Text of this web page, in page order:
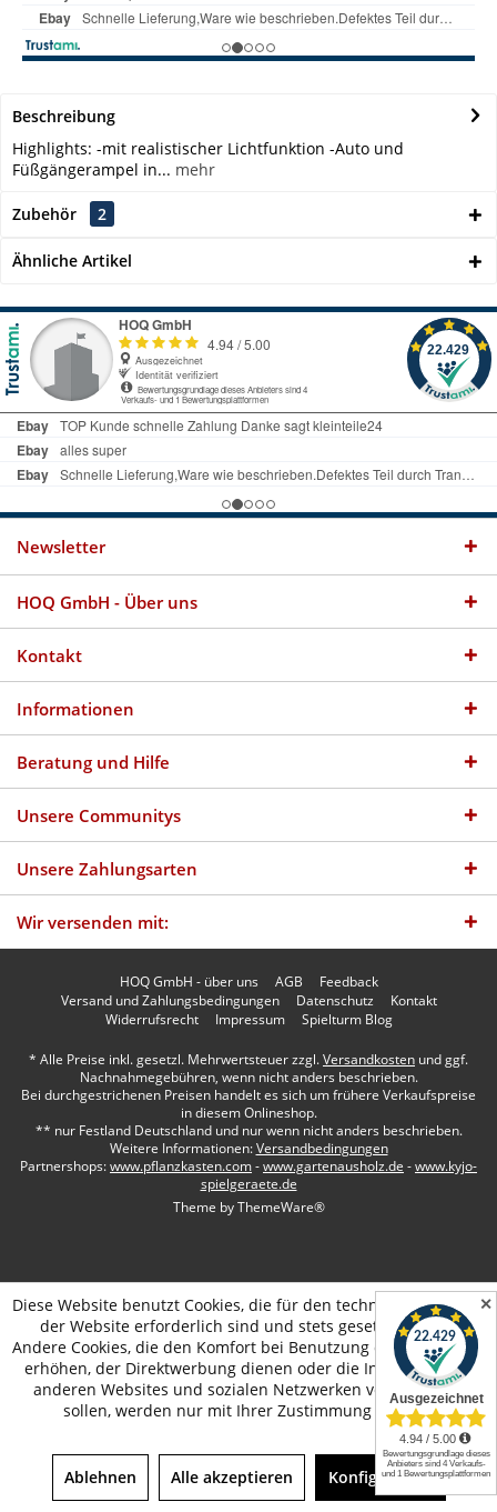
Beschreibung
Highlights: -mit realistischer Lichtfunktion -Auto und
Füßgängerampel in... mehr
Zubehör 2
Ähnliche Artikel
✕
Newsletter
HOQ GmbH - Über uns
Kontakt
Informationen
Beratung und Hilfe
Unsere Communitys
Unsere Zahlungsarten
Wir versenden mit:
HOQ GmbH - über uns AGB
Feedback
Versand und Zahlungsbedingungen
Datenschutz
Kontakt
Widerrufsrecht
Impressum Spielturm Blog
* Alle Preise inkl. gesetzl. Mehrwertsteuer zzgl.Versandkosten und ggf.
Nachnahmegebühren, wenn nicht anders beschrieben.
Bei durchgestrichenen Preisen handelt es sich um frühere Verkaufspreise
in diesem Onlineshop.
** nur Festland Deutschland und nur wenn nicht anders beschrieben.
Weitere Informationen:Versandbedingungen
Partnershops:www.pflanzkasten.com-www.gartenausholz.de -www.kyjo-
spielgeraete.de
Theme byThemeWare®
Diese Website benutzt Cookies, die für den technischen Betrieb
der Website erforderlich sind und stets gesetzt werden.
Andere Cookies, die den Komfort bei Benutzung dieser Website
erhöhen, der Direktwerbung dienen oder die Interaktion mit
anderen Websites und sozialen Netzwerken vereinfachen
sollen, werden nur mit Ihrer Zustimmung gesetzt.
Ablehnen Alle akzeptieren Konfigurieren